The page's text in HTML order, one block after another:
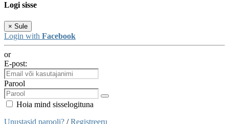
Logi sisse
× Sule
Login with Facebook
or
E-post:
Parool
Hoia mind sisselogituna
Unustasid parooli? /Registreeru